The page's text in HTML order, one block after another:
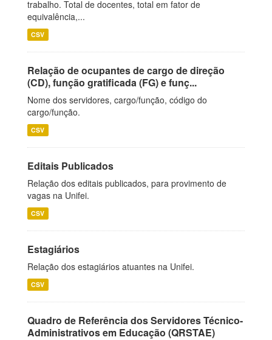
trabalho. Total de docentes, total em fator de
equivalência,...
CSV
Relação de ocupantes de cargo de direção
(CD), função gratificada (FG) e funç...
Nome dos servidores, cargo/função, código do
cargo/função.
CSV
Editais Publicados
Relação dos editais publicados, para provimento de
vagas na Unifei.
CSV
Estagiários
Relação dos estagiários atuantes na Unifei.
CSV
Quadro de Referência dos Servidores Técnico-
Administrativos em Educação (QRSTAE)